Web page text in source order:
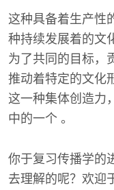
这种具备着生产性
种持续发展着的文
为了共同的目标，
推动着特定的文化
这一种集体创造力
中的一个 。
你于复习传播学的
去理解的呢？欢迎